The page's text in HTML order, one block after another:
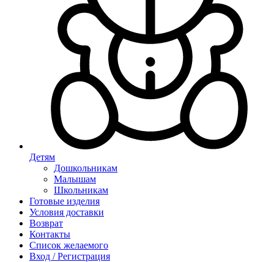
Детям
Дошкольникам
Малышам
Школьникам
Готовые изделия
Условия доставки
Возврат
Контакты
Список желаемого
Вход / Регистрация